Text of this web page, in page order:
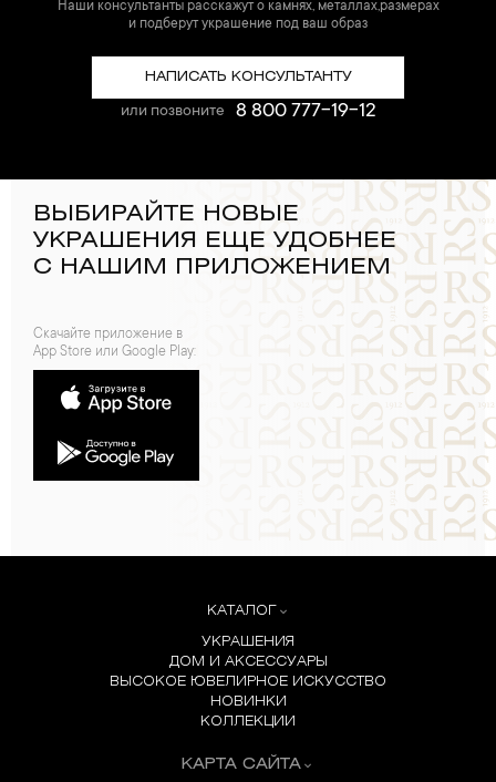
Наши консультанты расскажут о камнях, металлах,размерах
и подберут украшение под ваш образ
НАПИСАТЬ КОНСУЛЬТАНТУ
или позвоните 8 800 777-19-12
ВЫБИРАЙТЕ НОВЫЕ
УКРАШЕНИЯ ЕЩЕ УДОБНЕЕ
С НАШИМ ПРИЛОЖЕНИЕМ
Скачайте приложение в
App Store или Google Play:
КАТАЛОГ
УКРАШЕНИЯ
ДОМ И АКСЕССУАРЫ
ВЫСОКОЕ ЮВЕЛИРНОЕ ИСКУССТВО
НОВИНКИ
КОЛЛЕКЦИИ
КАРТА САЙТА